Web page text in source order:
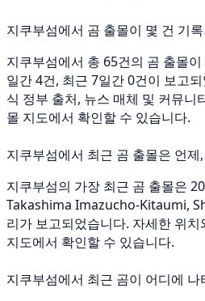
지쿠부섬에서 곰 출몰이 몇 건 기
지쿠부섬에서 총 65건의 곰 출몰
일간 4건, 최근 7일간 0건이 보고
식 정부 출처, 뉴스 매체 및 커뮤니
몰 지도에서 확인할 수 있습니다.
지쿠부섬에서 최근 곰 출몰은 언
지쿠부섬의 가장 최근 곰 출몰은
Takashima Imazucho-Kitaumi,
리가 보고되었습니다. 자세한 위
지도에서 확인할 수 있습니다.
지쿠부섬에서 최근 곰이 어디에 나